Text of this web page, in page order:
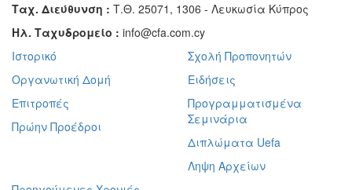
Ταχ. Διεύθυνση : Τ.Θ. 25071, 1306 - Λευκωσία Κύπρος
Ηλ. Ταχυδρομείο : info@cfa.com.cy
Ιστορικό
Οργανωτική Δομή
Επιτροπές
Πρώην Προέδροι
Σχολή Προπονητών
Ειδήσεις
Προγραμματισμένα
Σεμινάρια
Διπλώματα Uefa
Ληψη Αρχείων